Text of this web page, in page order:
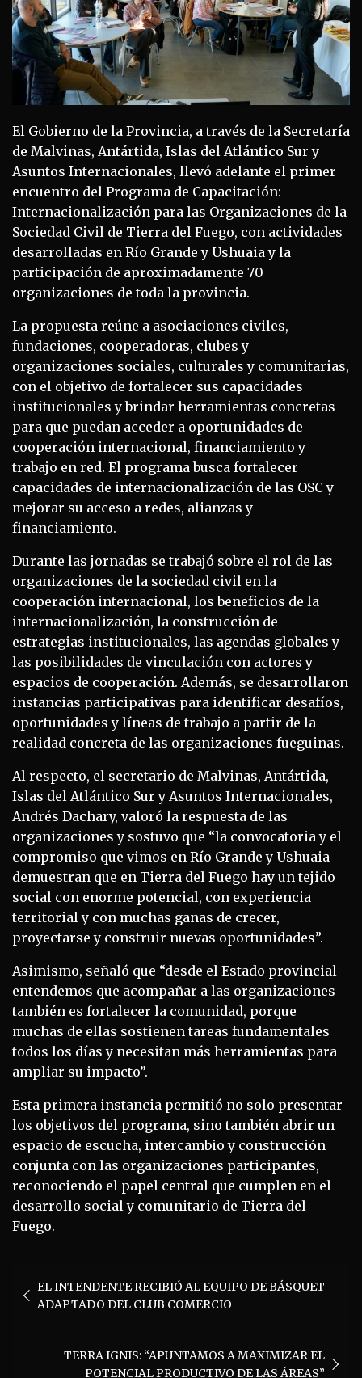
El Gobierno de la Provincia, a través de la Secretaría
de Malvinas, Antártida, Islas del Atlántico Sur y
Asuntos Internacionales, llevó adelante el primer
encuentro del Programa de Capacitación:
Internacionalización para las Organizaciones de la
Sociedad Civil de Tierra del Fuego, con actividades
desarrolladas en Río Grande y Ushuaia y la
participación de aproximadamente 70
organizaciones de toda la provincia.
La propuesta reúne a asociaciones civiles,
fundaciones, cooperadoras, clubes y
organizaciones sociales, culturales y comunitarias,
con el objetivo de fortalecer sus capacidades
institucionales y brindar herramientas concretas
para que puedan acceder a oportunidades de
cooperación internacional, financiamiento y
trabajo en red. El programa busca fortalecer
capacidades de internacionalización de las OSC y
mejorar su acceso a redes, alianzas y
financiamiento.
Durante las jornadas se trabajó sobre el rol de las
organizaciones de la sociedad civil en la
cooperación internacional, los beneficios de la
internacionalización, la construcción de
estrategias institucionales, las agendas globales y
las posibilidades de vinculación con actores y
espacios de cooperación. Además, se desarrollaron
instancias participativas para identificar desafíos,
oportunidades y líneas de trabajo a partir de la
realidad concreta de las organizaciones fueguinas.
Al respecto, el secretario de Malvinas, Antártida,
Islas del Atlántico Sur y Asuntos Internacionales,
Andrés Dachary, valoró la respuesta de las
organizaciones y sostuvo que “la convocatoria y el
compromiso que vimos en Río Grande y Ushuaia
demuestran que en Tierra del Fuego hay un tejido
social con enorme potencial, con experiencia
territorial y con muchas ganas de crecer,
proyectarse y construir nuevas oportunidades”.
Asimismo, señaló que “desde el Estado provincial
entendemos que acompañar a las organizaciones
también es fortalecer la comunidad, porque
muchas de ellas sostienen tareas fundamentales
todos los días y necesitan más herramientas para
ampliar su impacto”.
Esta primera instancia permitió no solo presentar
los objetivos del programa, sino también abrir un
espacio de escucha, intercambio y construcción
conjunta con las organizaciones participantes,
reconociendo el papel central que cumplen en el
desarrollo social y comunitario de Tierra del
Fuego.
de EL INTENDENTE RECIBIÓ AL EQUIPO DE BÁSQUET
ADAPTADO DEL CLUB COMERCIO
TERRA IGNIS: “APUNTAMOS A MAXIMIZAR EL
POTENCIAL PRODUCTIVO DE LAS ÁREAS”